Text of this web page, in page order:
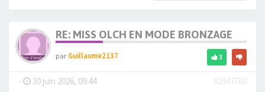
RE: MISS OLCH EN MODE BRONZAGE
parGuillaume2137 3
- 30 juin 2026, 09:44
#2947760